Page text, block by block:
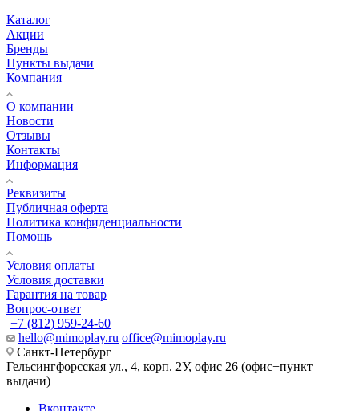
Каталог
Акции
Бренды
Пункты выдачи
Компания
О компании
Новости
Отзывы
Контакты
Информация
Реквизиты
Публичная оферта
Политика конфиденциальности
Помощь
Условия оплаты
Условия доставки
Гарантия на товар
Вопрос-ответ
+7 (812) 959-24-60
hello@mimoplay.ru office@mimoplay.ru
Санкт-Петербург
Гельсингфорсская ул., 4, корп. 2У, офис 26 (офис+пункт
выдачи)
Вконтакте